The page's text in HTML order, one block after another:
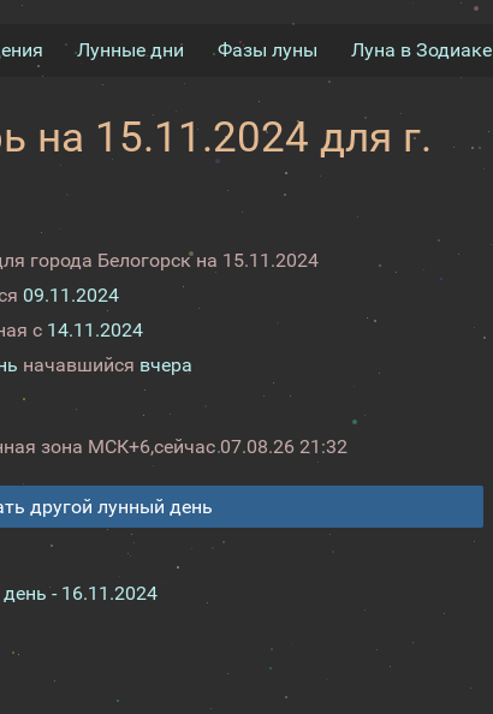
Лунные дни Фазы луны Луна в Зодиаке
на 15.11.2024 для г.
города Белогорск на 15.11.2024
09.11.2024
с 14.11.2024
начавшийся вчера
зона МСК+6,сейчас07.08.26 21:32
другой лунный день
- 16.11.2024